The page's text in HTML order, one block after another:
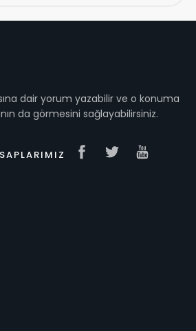
dair yorum yazabilir ve o konuma
da görmesini sağlayabilirsiniz.